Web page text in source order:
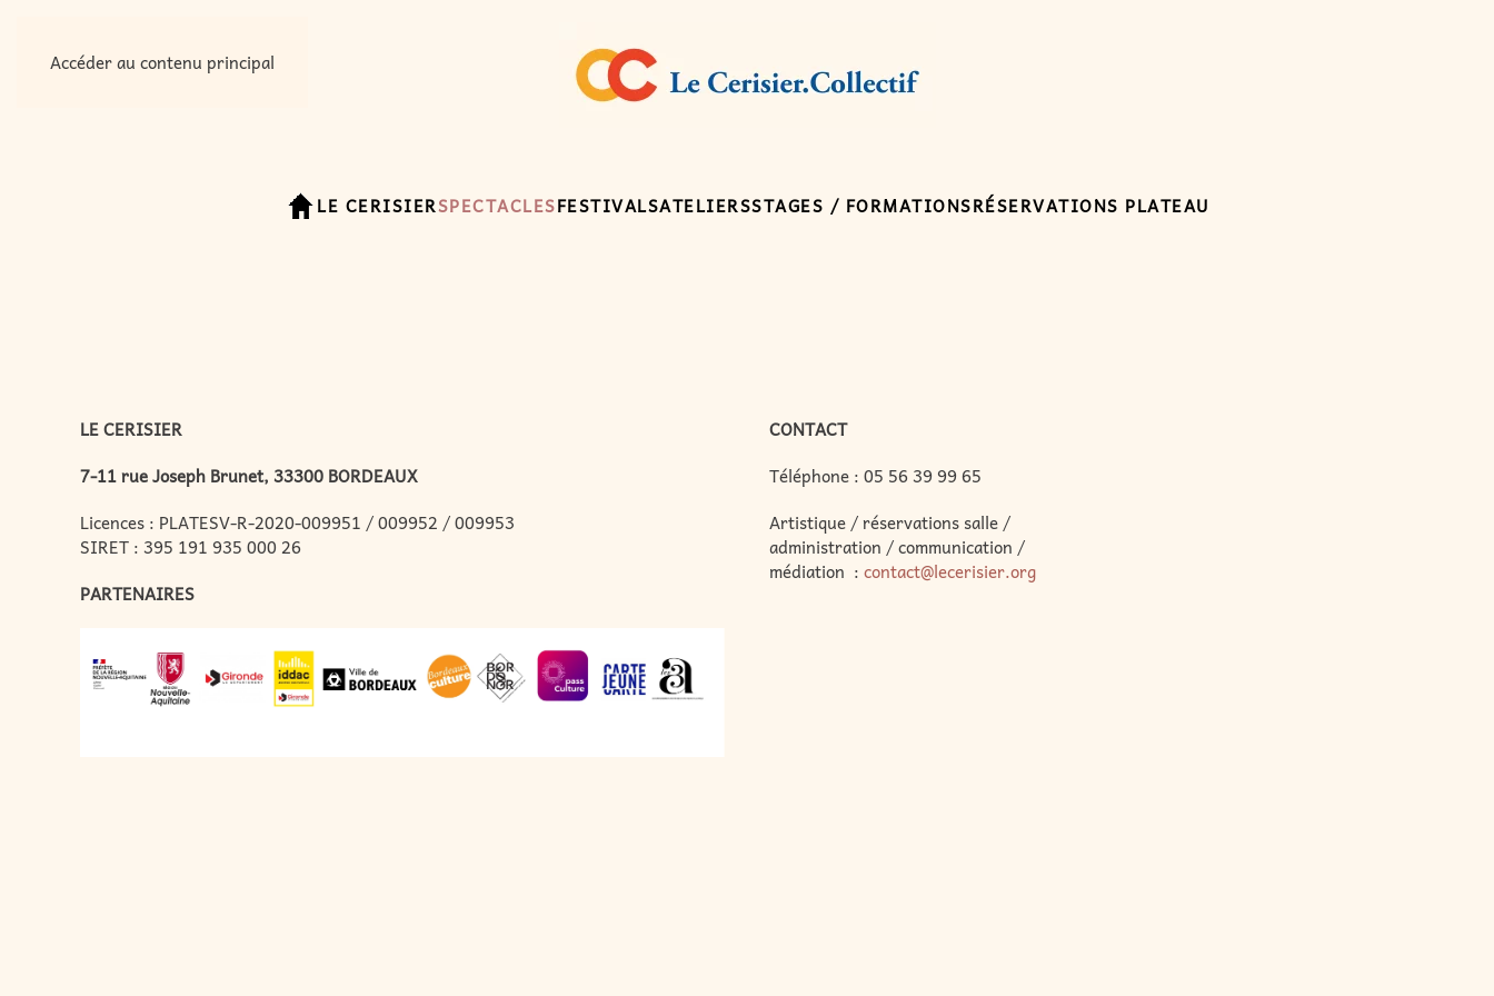
Accéder au contenu principal
LE CERISIERSPECTACLESFESTIVALSATELIERSSTAGES / FORMATIONSRÉSERVATIONS PLATEAU
LE CERISIER
7-11 rue Joseph Brunet, 33300 BORDEAUX
Licences : PLATESV-R-2020-009951 / 009952 / 009953
SIRET : 395 191 935 000 26
PARTENAIRES
CONTACT
Téléphone : 05 56 39 99 65
Artistique / réservations salle /
administration / communication /
médiation : contact@lecerisier.org